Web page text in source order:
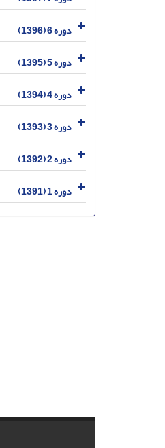
دوره 6 (1396)
دوره 5 (1395)
دوره 4 (1394)
دوره 3 (1393)
دوره 2 (1392)
دوره 1 (1391)